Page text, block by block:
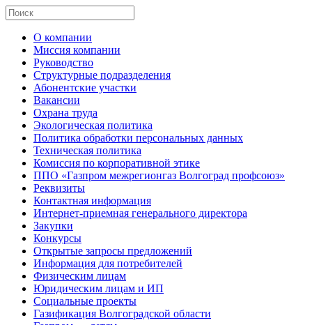
О компании
Миссия компании
Руководство
Структурные подразделения
Абонентские участки
Вакансии
Охрана труда
Экологическая политика
Политика обработки персональных данных
Техническая политика
Комиссия по корпоративной этике
ППО «Газпром межрегионгаз Волгоград профсоюз»
Реквизиты
Контактная информация
Интернет-приемная генерального директора
Закупки
Конкурсы
Открытые запросы предложений
Информация для потребителей
Физическим лицам
Юридическим лицам и ИП
Социальные проекты
Газификация Волгоградской области